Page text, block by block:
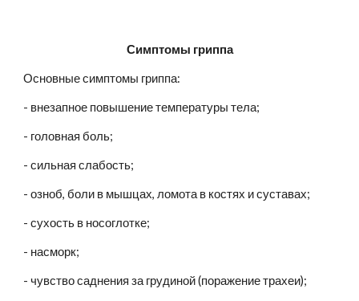
Симптомы гриппа
Основные симптомы гриппа:
- внезапное повышение температуры тела;
- головная боль;
- сильная слабость;
- озноб, боли в мышцах, ломота в костях и суставах;
- сухость в носоглотке;
- насморк;
- чувство саднения за грудиной (поражение трахеи);